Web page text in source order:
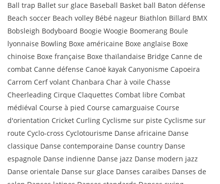
Ball trap Ballet sur glace Baseball Basket ball Baton défense
Beach soccer Beach volley Bébé nageur Biathlon Billard BMX
Bobsleigh Bodyboard Boogie Woogie Boomerang Boule
lyonnaise Bowling Boxe américaine Boxe anglaise Boxe
chinoise Boxe française Boxe thaïlandaise Bridge Canne de
combat Canne défense Canoë kayak Canyonisme Capoeira
Carrom Cerf volant Chanbara Char à voile Chasse
Cheerleading Cirque Claquettes Combat libre Combat
médiéval Course à pied Course camarguaise Course
d'orientation Cricket Curling Cyclisme sur piste Cyclisme sur
route Cyclo-cross Cyclotourisme Danse africaine Danse
classique Danse contemporaine Danse country Danse
espagnole Danse indienne Danse jazz Danse modern jazz
Danse orientale Danse sur glace Danses caraïbes Danses de